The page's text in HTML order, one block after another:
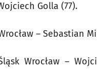
Golla (77).
– Sebastian
Wrocław –